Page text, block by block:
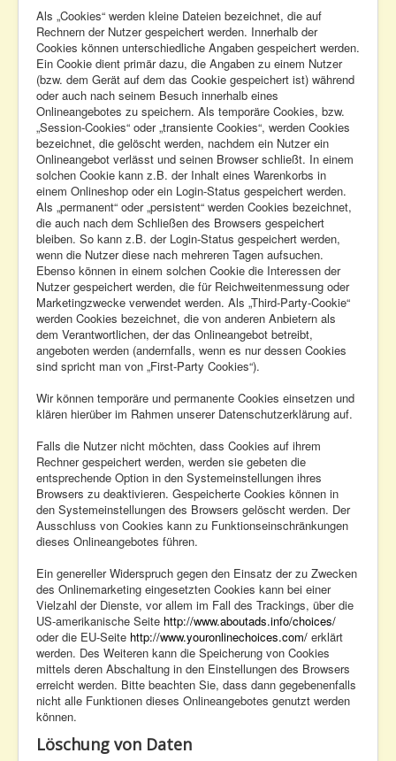
Als „Cookies“ werden kleine Dateien bezeichnet, die auf
Rechnern der Nutzer gespeichert werden. Innerhalb der
Cookies können unterschiedliche Angaben gespeichert werden.
Ein Cookie dient primär dazu, die Angaben zu einem Nutzer
(bzw. dem Gerät auf dem das Cookie gespeichert ist) während
oder auch nach seinem Besuch innerhalb eines
Onlineangebotes zu speichern. Als temporäre Cookies, bzw.
„Session-Cookies“ oder „transiente Cookies“, werden Cookies
bezeichnet, die gelöscht werden, nachdem ein Nutzer ein
Onlineangebot verlässt und seinen Browser schließt. In einem
solchen Cookie kann z.B. der Inhalt eines Warenkorbs in
einem Onlineshop oder ein Login-Status gespeichert werden.
Als „permanent“ oder „persistent“ werden Cookies bezeichnet,
die auch nach dem Schließen des Browsers gespeichert
bleiben. So kann z.B. der Login-Status gespeichert werden,
wenn die Nutzer diese nach mehreren Tagen aufsuchen.
Ebenso können in einem solchen Cookie die Interessen der
Nutzer gespeichert werden, die für Reichweitenmessung oder
Marketingzwecke verwendet werden. Als „Third-Party-Cookie“
werden Cookies bezeichnet, die von anderen Anbietern als
dem Verantwortlichen, der das Onlineangebot betreibt,
angeboten werden (andernfalls, wenn es nur dessen Cookies
sind spricht man von „First-Party Cookies“).
Wir können temporäre und permanente Cookies einsetzen und
klären hierüber im Rahmen unserer Datenschutzerklärung auf.
Falls die Nutzer nicht möchten, dass Cookies auf ihrem
Rechner gespeichert werden, werden sie gebeten die
entsprechende Option in den Systemeinstellungen ihres
Browsers zu deaktivieren. Gespeicherte Cookies können in
den Systemeinstellungen des Browsers gelöscht werden. Der
Ausschluss von Cookies kann zu Funktionseinschränkungen
dieses Onlineangebotes führen.
Ein genereller Widerspruch gegen den Einsatz der zu Zwecken
des Onlinemarketing eingesetzten Cookies kann bei einer
Vielzahl der Dienste, vor allem im Fall des Trackings, über die
US-amerikanische Seite http://www.aboutads.info/choices/
oder die EU-Seite http://www.youronlinechoices.com/ erklärt
werden. Des Weiteren kann die Speicherung von Cookies
mittels deren Abschaltung in den Einstellungen des Browsers
erreicht werden. Bitte beachten Sie, dass dann gegebenenfalls
nicht alle Funktionen dieses Onlineangebotes genutzt werden
können.
Löschung von Daten